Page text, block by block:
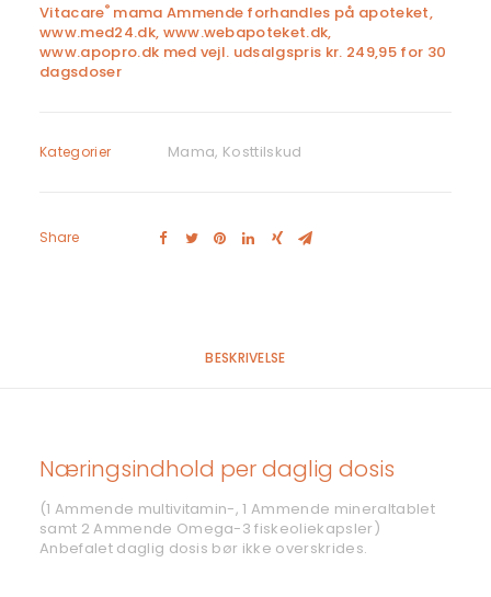
Vitacare®mama Ammende forhandles på apoteket,
www.med24.dk, www.webapoteket.dk,
www.apopro.dk med vejl. udsalgspris kr. 249,95 for 30
dagsdoser
Kategorier Mama, Kosttilskud
Share
BESKRIVELSE
Næringsindhold per daglig dosis
(1 Ammende multivitamin-, 1 Ammende mineraltablet
samt 2 Ammende Omega-3 fiskeoliekapsler)
Anbefalet daglig dosis bør ikke overskrides.